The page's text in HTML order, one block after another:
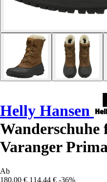
Helly Hansen
Wanderschuhe
Varanger
Ab
180,00 € 114,44 € -36%